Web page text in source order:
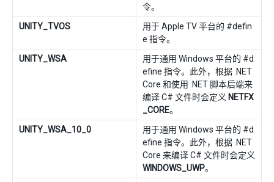
令。
UNITY_TVOS
用于 Apple TV 平台的 #defin
e 指令。
UNITY_WSA
用于通用 Windows 平台的 #d
efine 指令。此外，根据 .NET
Core 和使用 .NET 脚本后端来
编译 C# 文件时会定义 NETFX
_CORE。
UNITY_WSA_10_0
用于通用 Windows 平台的 #d
efine 指令。此外，根据 .NET
Core 来编译 C# 文件时会定义
WINDOWS_UWP。